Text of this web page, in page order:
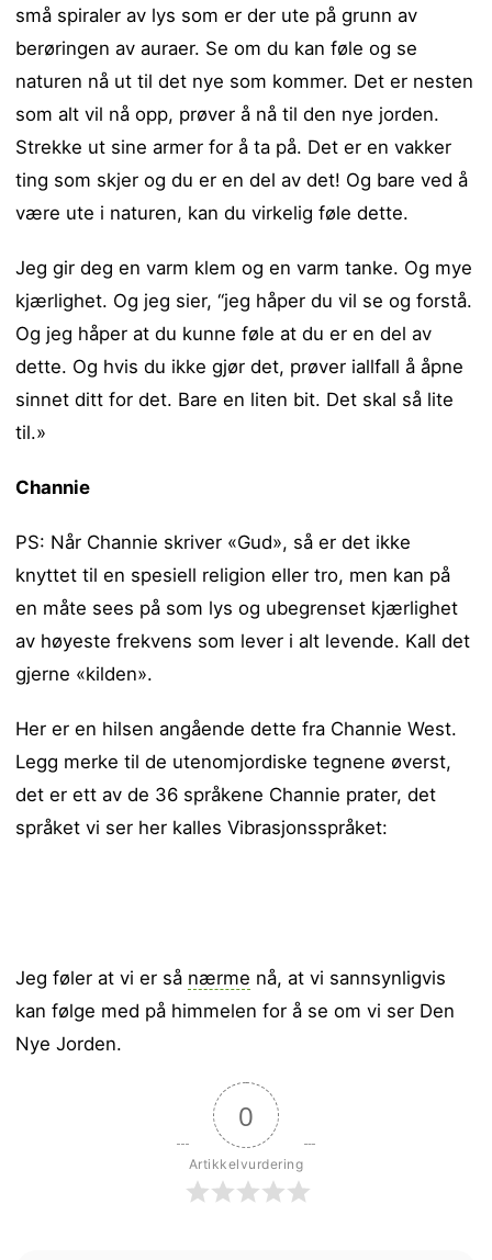
små spiraler av lys som er der ute på grunn av
berøringen av auraer. Se om du kan føle og se
naturen nå ut til det nye som kommer. Det er nesten
som alt vil nå opp, prøver å nå til den nye jorden.
Strekke ut sine armer for å ta på. Det er en vakker
ting som skjer og du er en del av det! Og bare ved å
være ute i naturen, kan du virkelig føle dette.
Jeg gir deg en varm klem og en varm tanke. Og mye
kjærlighet. Og jeg sier, “jeg håper du vil se og forstå.
Og jeg håper at du kunne føle at du er en del av
dette. Og hvis du ikke gjør det, prøver iallfall å åpne
sinnet ditt for det. Bare en liten bit. Det skal så lite
til.»
Channie
PS: Når Channie skriver «Gud», så er det ikke
knyttet til en spesiell religion eller tro, men kan på
en måte sees på som lys og ubegrenset kjærlighet
av høyeste frekvens som lever i alt levende. Kall det
gjerne «kilden».
Her er en hilsen angående dette fra Channie West.
Legg merke til de utenomjordiske tegnene øverst,
det er ett av de 36 språkene Channie prater, det
språket vi ser her kalles Vibrasjonsspråket:
Jeg føler at vi er så nærme nå, at vi sannsynligvis
kan følge med på himmelen for å se om vi ser Den
Nye Jorden.
0
Artikkelvurdering